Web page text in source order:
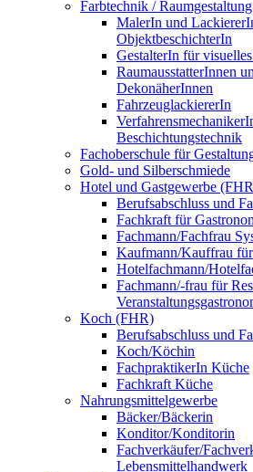
Farbtechnik /
MalerIn und
ObjektbeschichterIn
GestalterIn für
RaumausstatterInnen
DekonäherInnen
FahrzeuglackiererIn
Beschichtungstechnik
Fachoberschule für
Gold- und Silberschmiede
Hotel und Gastgewerbe
Berufsabschluss und
Fachkraft für
Fachmann/Fachfrau
Kaufmann/Kauffrau
Hotelfachmann/
Fachmann/-frau für
Koch (FHR)
Berufsabschluss und
Koch/Köchin
FachpraktikerIn Küche
Fachkraft Küche
Nahrungsmittelgewerbe
Bäcker/Bäckerin
Konditor/Konditorin
Fachverkäufer/
Lebensmittelhandwerk